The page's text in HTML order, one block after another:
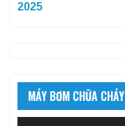
2025
MÁY BƠM CHỮA CHÁY